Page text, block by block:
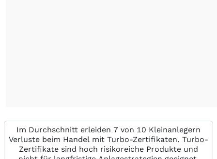
Im Durchschnitt erleiden 7 von 10 Kleinanlegern
Verluste beim Handel mit Turbo-Zertifikaten. Turbo-
Zertifikate sind hoch risikoreiche Produkte und